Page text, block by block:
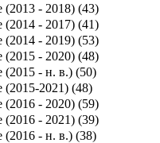
(2013 - 2018) (43)
(2014 - 2017) (41)
(2014 - 2019) (53)
(2015 - 2020) (48)
(2015 - н. в.) (50)
(2015-2021) (48)
(2016 - 2020) (59)
(2016 - 2021) (39)
(2016 - н. в.) (38)